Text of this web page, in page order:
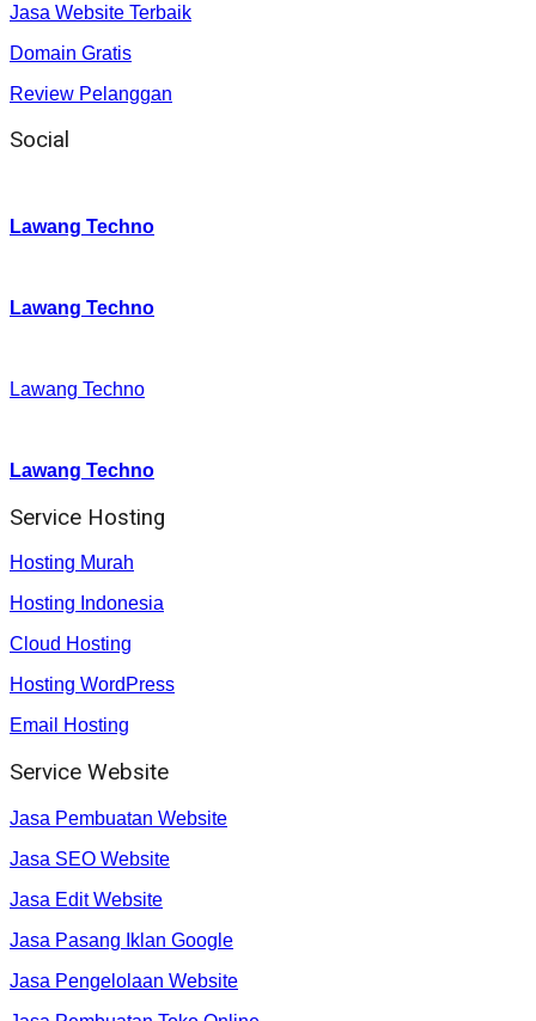
Jasa Website Terbaik
Domain Gratis
Review Pelanggan
Social
Lawang Techno
Lawang Techno
Lawang Techno
Lawang Techno
Service Hosting
Hosting Murah
Hosting Indonesia
Cloud Hosting
Hosting WordPress
Email Hosting
Service Website
Jasa Pembuatan Website
Jasa SEO Website
Jasa Edit Website
Jasa Pasang Iklan Google
Jasa Pengelolaan Website